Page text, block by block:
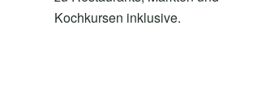
Kochkursen inklusive.